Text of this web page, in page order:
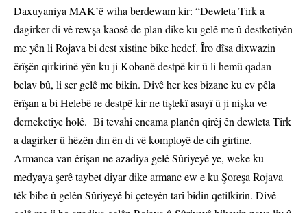
Daxuyaniya MAK’ê wiha berdewam kir: “Dewleta Tirk a
dagirker di vê rewşa kaosê de plan dike ku gelê me û destketiyên
me yên li Rojava bi dest xistine bike hedef. Îro dîsa dixwazin
êrîşên qirkirinê yên ku ji Kobanê destpê kir û li hemû qadan
belav bû, li ser gelê me bikin. Divê her kes bizane ku ev pêla
êrîşan a bi Helebê re destpê kir ne tiştekî asayî û ji nişka ve
derneketiye holê. Bi tevahî encama planên qirêj ên dewleta Tirk
a dagirker û hêzên din ên di vê komployê de cih girtine.
Armanca van êrîşan ne azadiya gelê Sûriyeyê ye, weke ku
medyaya şerê taybet diyar dike armanc ew e ku Şoreşa Rojava
têk bibe û gelên Sûriyeyê bi çeteyên tarî bidin qetilkirin. Divê